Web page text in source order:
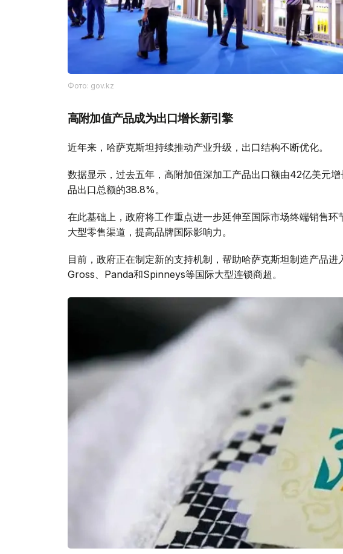
Фото: gov.kz
高附加值产品成为出口增长新引擎
近年来，哈萨克斯坦持续推动产业升级，出口结构不断优化。
数据显示，过去五年，高附加值深加工产品出口额由42亿美元
品出口总额的38.8%。
在此基础上，政府将工作重点进一步延伸至国际市场终端销售
大型零售渠道，提高品牌国际影响力。
目前，政府正在制定新的支持机制，帮助哈萨克斯坦制造产品
Gross、Panda和Spinneys等国际大型连锁商超。